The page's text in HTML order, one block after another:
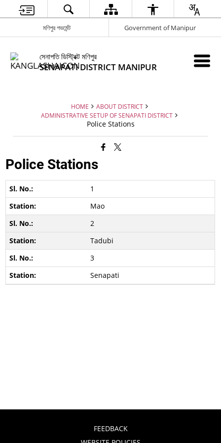
মণিপুর গভর্মেন্ট Government of Manipur
সেনাপতি ডিস্ট্রিক্ট মণিপুর
SENAPATI DISTRICT MANIPUR
HOME
ABOUT DISTRICT
ADMINISTRATIVE SETUP OF SENAPATI DISTRICT
Police Stations
Police Stations
1
Mao
2
Tadubi
3
Senapati
FEEDBACK